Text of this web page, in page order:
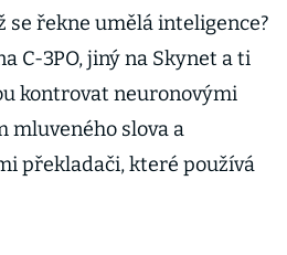
se řekne umělá inteligence?
C-3PO, jiný na Skynet a ti
kontrovat neuronovými
mluveného slova a
překladači, které používá